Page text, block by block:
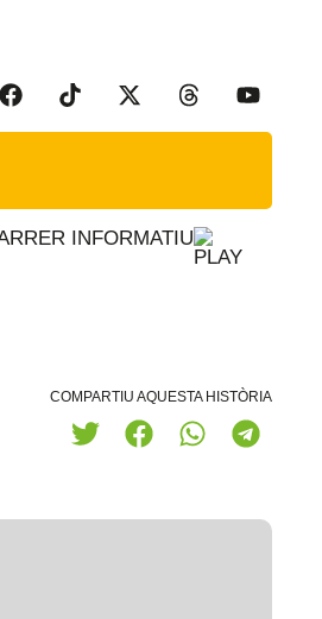
INFORMATIU
COMPARTIU AQUESTA HISTÒRIA